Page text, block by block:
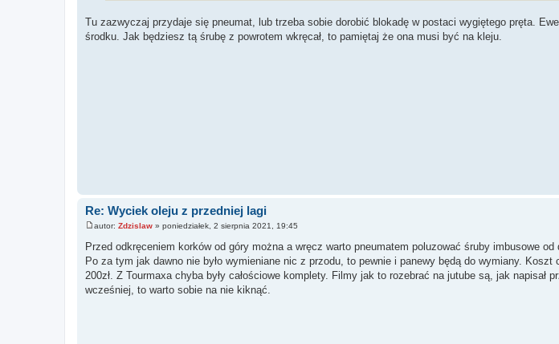
Tu zazwyczaj przydaje się pneumat, lub trzeba sobie dorobić blokadę w postaci wygiętego pręta.
środku. Jak będziesz tą śrubę z powrotem wkręcał, to pamiętaj że ona musi być na kleju.
Re: Wyciek oleju z przedniej lagi
s
t
autor: Zdzislaw » poniedziałek, 2 sierpnia 2021, 19:45
Przed odkręceniem korków od góry można a wręcz warto pneumatem poluzować śruby imbusowe od
Po za tym jak dawno nie było wymieniane nic z przodu, to pewnie i panewy będą do wymiany. Koszt
200zł. Z Tourmaxa chyba były całościowe komplety. Filmy jak to rozebrać na jutube są, jak napisał
wcześniej, to warto sobie na nie kiknąć.